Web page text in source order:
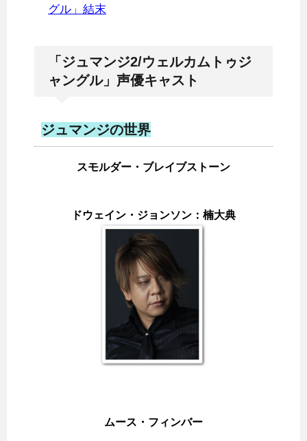
グル」結末
「ジュマンジ2/ウェルカムトゥジ
ャングル」声優キャスト
ジュマンジの世界
スモルダー・ブレイブストーン
ドウェイン・ジョンソン：楠大典
ムース・フィンバー